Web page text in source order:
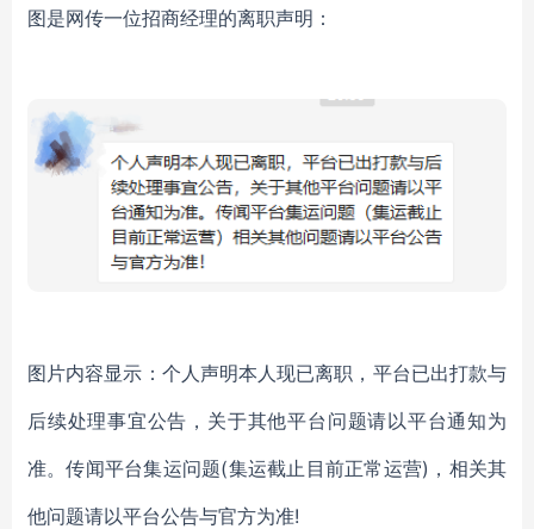
图是网传一位招商经理的离职声明：
图片内容显示：个人声明本人现已离职，平台已出打款与
后续处理事宜公告，关于其他平台问题请以平台通知为
准。传闻平台集运问题(集运截止目前正常运营)，相关其
他问题请以平台公告与官方为准!